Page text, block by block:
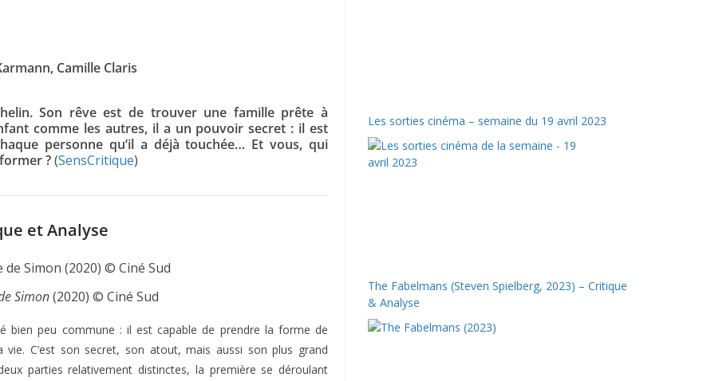
Camille Claris
Son rêve est de trouver une famille prête à
comme les autres, il a un pouvoir secret : il est
personne qu’il a déjà touchée… Et vous, qui
?(SensCritique)
et Analyse
Simon(2020) © Ciné Sud
bien peu commune : il est capable de prendre la forme de
vie. C’est son secret, son atout, mais aussi son plus grand
parties relativement distinctes, la première se déroulant
Les sorties cinéma – semaine du 19 avril 2023
The Fabelmans (Steven Spielberg, 2023) – Critique
& Analyse